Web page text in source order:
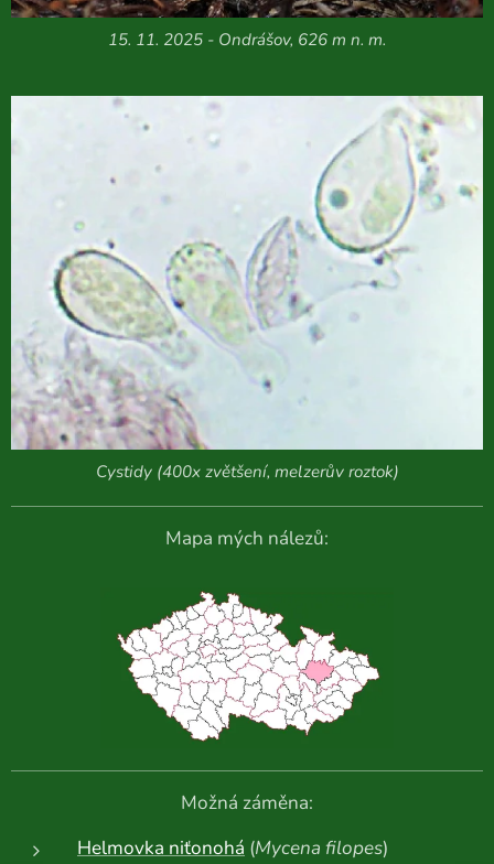
15. 11. 2025 - Ondrášov, 626 m n. m.
Cystidy (400x zvětšení, melzerův roztok)
Mapa mých nálezů:
Možná záměna:
Helmovka niťonohá (Mycena filopes)